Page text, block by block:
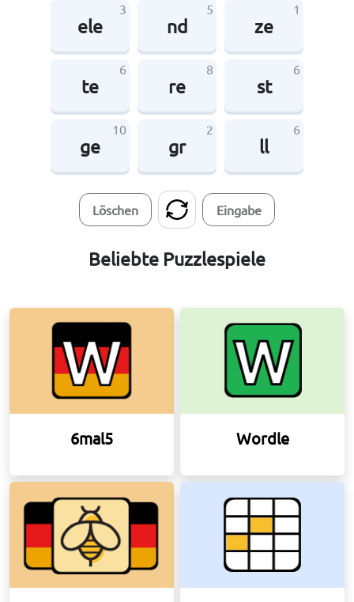
ele
3
nd
5
ze
1
te
6
re
8
st
6
ge
10
gr
2
ll
6
Löschen Eingabe
Beliebte Puzzlespiele
6mal5 Wordle